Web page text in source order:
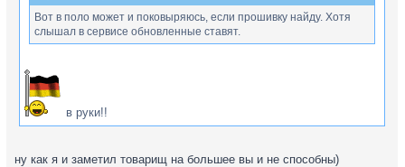
Вот в поло может и поковыряюсь, если прошивку найду. Хотя
слышал в сервисе обновленные ставят.
в руки!!
ну как я и заметил товарищ на большее вы и не способны)